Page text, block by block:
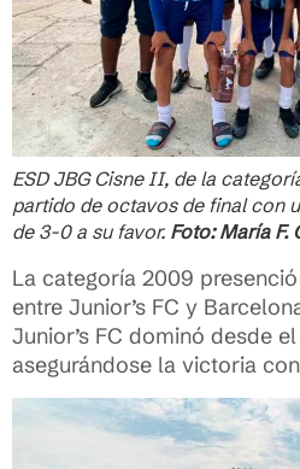
ESD JBG Cisne II, de la
partido de octavos de final con
de 3-0 a su favor. Foto: María F.
La categoría 2009
entre Junior’s FC y
Junior’s FC dominó desde
asegurándose la victoria